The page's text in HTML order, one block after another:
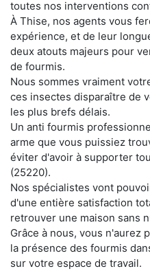
toutes nos interventions
À Thise, nos agents vous
expérience, et de leur
deux atouts majeurs pour
de fourmis.
Nous sommes vraiment
ces insectes disparaître de
les plus brefs délais.
Un anti fourmis
arme que vous puissiez
éviter d'avoir à supporter
(25220).
Nos spécialistes vont
d'une entière satisfaction
retrouver une maison sans
Grâce à nous, vous n'aurez
la présence des fourmis
sur votre espace de travail.